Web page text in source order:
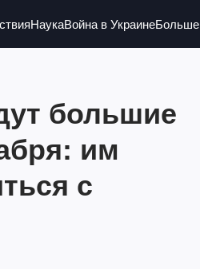
НаукаВойна в УкраинеБольше
большие
им
с